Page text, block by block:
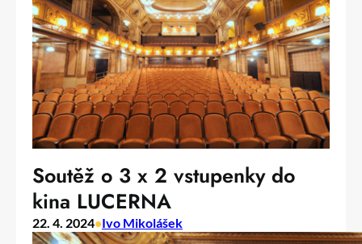
Soutěž o 3 x 2 vstupenky do
kina LUCERNA
22. 4. 2024•Ivo Mikolášek